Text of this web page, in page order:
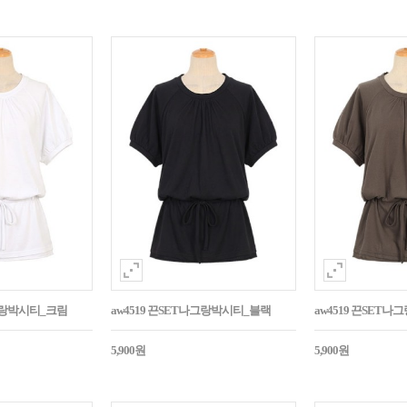
박시티_크림 aw4519 끈SET나그랑박시티_블랙
5,900원
aw4519 끈SET나
5,900원